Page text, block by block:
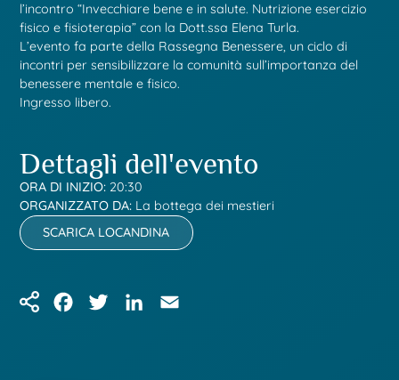
l’incontro “Invecchiare bene e in salute. Nutrizione esercizio
fisico e fisioterapia” con la Dott.ssa Elena Turla.
L’evento fa parte della Rassegna Benessere, un ciclo di
incontri per sensibilizzare la comunità sull’importanza del
benessere mentale e fisico.
Ingresso libero.
Dettagli dell'evento
ORA DI INIZIO: 20:30
ORGANIZZATO DA: La bottega dei mestieri
SCARICA LOCANDINA
FacebookTwitter LinkedIn Email